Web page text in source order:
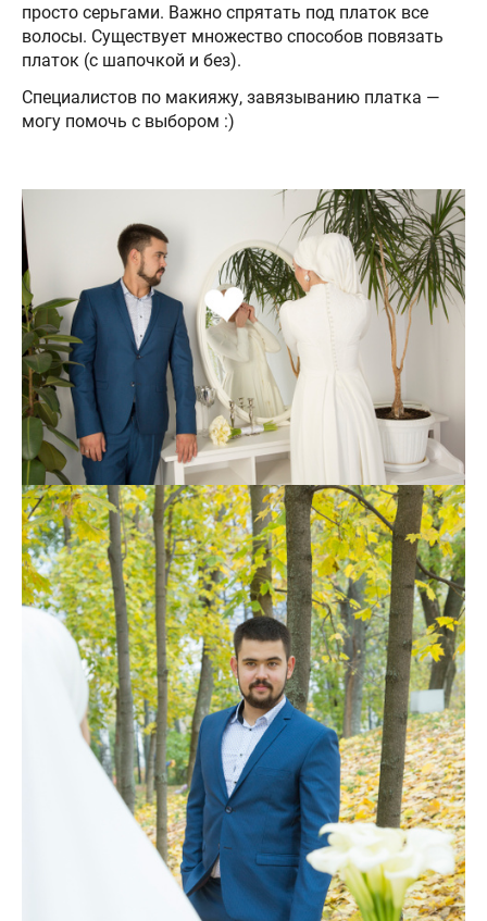
просто серьгами. Важно спрятать под платок все
волосы. Существует множество способов повязать
платок (с шапочкой и без).
Специалистов по макияжу, завязыванию платка —
могу помочь с выбором :)